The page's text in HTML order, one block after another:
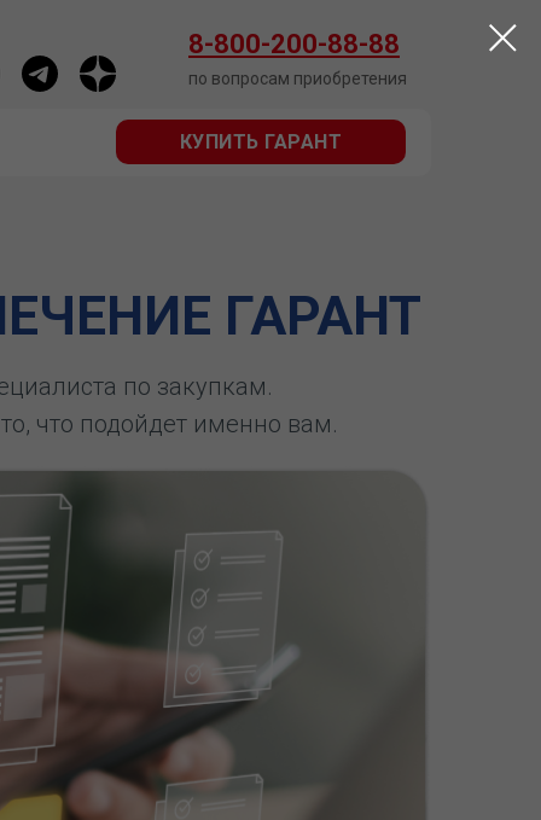
8-800-200-88-88
по вопросам приобретения
КУПИТЬ ГАРАНТ
КУПИТЬ ГАРАНТ
ГАРАНТ
по закупкам.
что подойдет именно вам.